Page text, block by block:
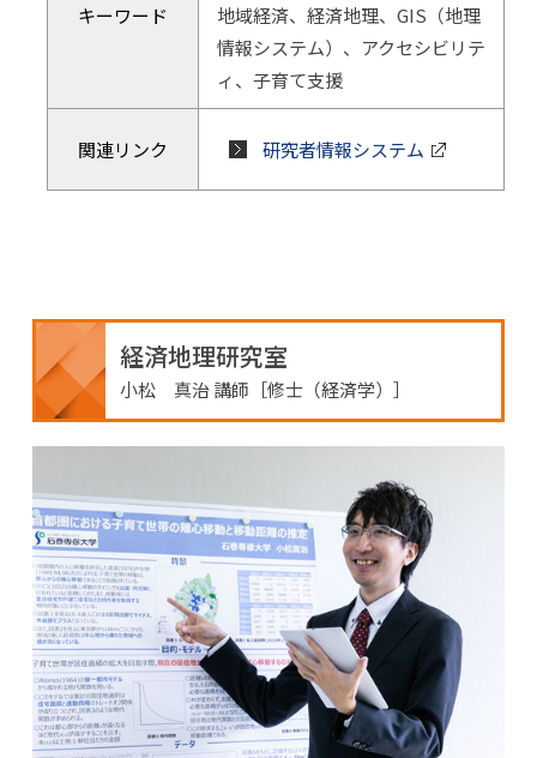
キーワード
地域経済、経済地理、GIS（地理
情報システム）、アクセシビリテ
ィ、子育て支援
関連リンク 研究者情報システム
経済地理研究室
小松 真治 講師［修士（経済学）］